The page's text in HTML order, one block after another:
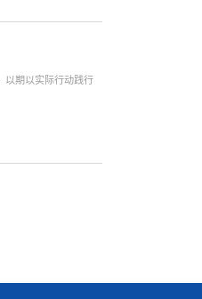
以期以实际行动践行